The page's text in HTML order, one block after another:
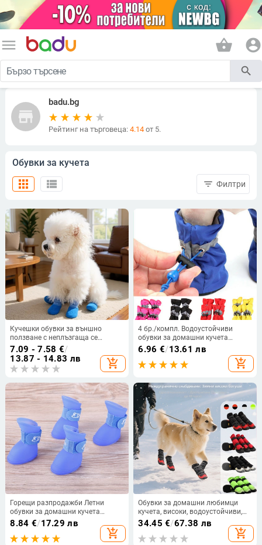
menu shopping_basket account_circle
search
store
badu.bg
Рейтинг на търговеца: 4.14от 5.
Обувки за кучета
view_list
apps filter_list Филтри
Кучешки обувки за външно
ползване с неплъзгаща се
водоустойчива мека подметка,
издръжливи, дишащи и против
замърсяване
7.09 - 7.58 €/
13.87 - 14.83 лв
add_shopping_cart
4 бр./компл. Водоустойчиви
обувки за домашни кучета
Чихуахуа Противоплъзгащи се
ботуши за дъжд Обувки за малки
котки Кучета Кученца Ботуши за
6.96 €/13.61 лв
add_shopping_cart
Горещи разпродажби Летни
обувки за домашни кучета
Водоустойчиви обувки за дъжд
за домашни любимци за кученце
Гумени ботуши Издръжливи
8.84 €/17.29 лв
add_shopping_cart
Обувки за домашни любимци
кучета, високи, водоустойчиви,
неплъзгащи се, устойчиви на
износване, зимни обувки, обувки
за кучета, директни продажби от
34.45 €/67.38 лв
add_shopping_cart